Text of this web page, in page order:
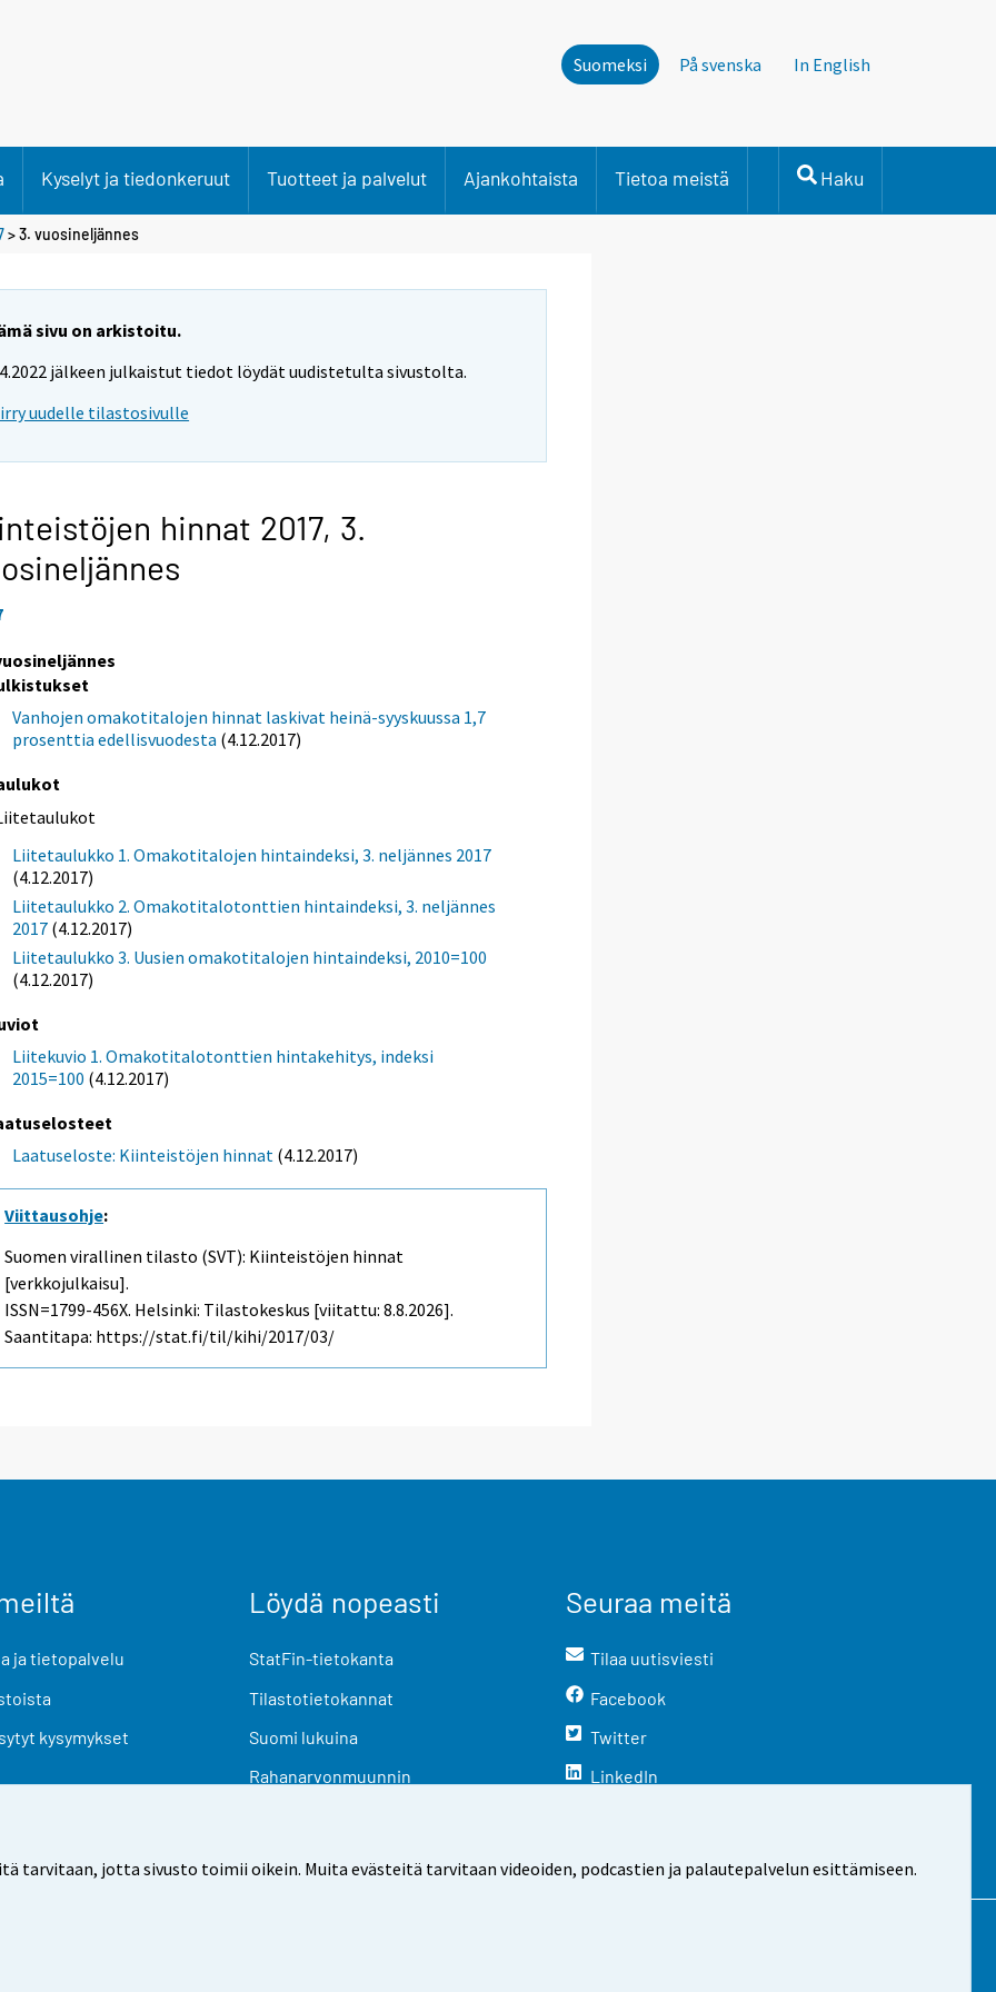
tarvitaan, jotta sivusto toimii oikein. Muita evästeitä tarvitaan videoiden, podcastien ja palautepalvelun esittämiseen.
Suomeksi På svenska In English
Kyselyt ja tiedonkeruut Tuotteet ja palvelut Ajankohtaista Tietoa meistä Haku
>3. vuosineljännes
sivu on arkistoitu.
jälkeen julkaistut tiedot löydät uudistetulta sivustolta.
uudelle tilastosivulle
hinnat 2017, 3.
Vanhojen omakotitalojen hinnat laskivat heinä-syyskuussa 1,7
prosenttia edellisvuodesta (4.12.2017)
Liitetaulukko 1. Omakotitalojen hintaindeksi, 3. neljännes 2017
(4.12.2017)
Liitetaulukko 2. Omakotitalotonttien hintaindeksi, 3. neljännes
2017 (4.12.2017)
Liitetaulukko 3. Uusien omakotitalojen hintaindeksi, 2010=100
(4.12.2017)
Liitekuvio 1. Omakotitalotonttien hintakehitys, indeksi
2015=100 (4.12.2017)
Laatuseloste: Kiinteistöjen hinnat (4.12.2017)
Viittausohje:
Suomen virallinen tilasto (SVT): Kiinteistöjen hinnat
[verkkojulkaisu].
ISSN=1799-456X. Helsinki: Tilastokeskus [viitattu: 8.8.2026].
Saantitapa: https://stat.fi/til/kihi/2017/03/
ja tietopalvelu
kysymykset
Löydä nopeasti
StatFin-tietokanta
Tilastotietokannat
Suomi lukuina
Rahanarvonmuunnin
Seuraa meitä
Tilaa uutisviesti
Facebook
Twitter
LinkedIn